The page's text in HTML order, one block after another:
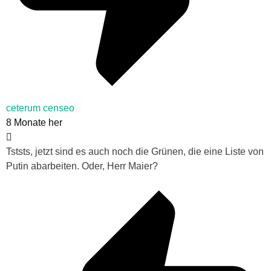
ceterum censeo
8 Monate her
Tststs, jetzt sind es auch noch die Grünen, die eine Liste von
Putin abarbeiten. Oder, Herr Maier?